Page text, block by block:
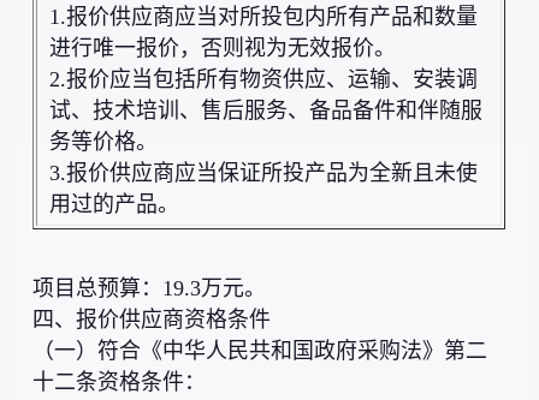
1.报价供应商应当对所投包内所有产品和数量
进行唯一报价，否则视为无效报价。
2.报价应当包括所有物资供应、运输、安装调
试、技术培训、售后服务、备品备件和伴随服
务等价格。
3.报价供应商应当保证所投产品为全新且未使
用过的产品。
项目总预算：19.3万元。
四、报价供应商资格条件
（一）符合《中华人民共和国政府采购法》第二
十二条资格条件：